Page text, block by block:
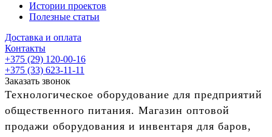
Истории проектов
Полезные статьи
Доставка и оплата
Контакты
+375 (29) 120-00-16
+375 (33) 623-11-11
Заказать звонок
Технологическое оборудование для предприятий
общественного питания. Магазин оптовой
продажи оборудования и инвентаря для баров,